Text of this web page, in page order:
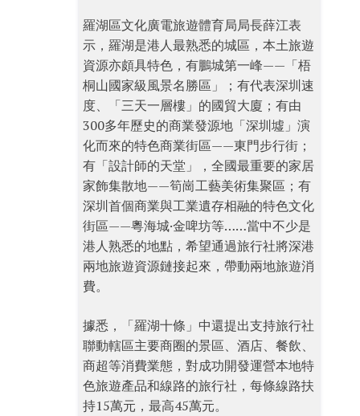
羅湖區文化廣電旅遊體育局局長薛江表
示，羅湖是港人最熟悉的城區，本土旅遊
資源亦頗具特色，有鵬城第一峰——「梧
桐山國家級風景名勝區」；有代表深圳速
度、「三天一層樓」的國貿大廈；有由
300多年歷史的商業發源地「深圳墟」演
化而來的特色商業街區——東門步行街；
有「設計師的天堂」，全國最重要的家居
家飾集散地——筍崗工藝美術集聚區；有
深圳首個商業與工業遺存相融的特色文化
街區——粵海城·金啤坊等……當中不少是
港人熟悉的地點，希望通過旅行社將深港
兩地旅遊資源鏈接起來，帶動兩地旅遊消
費。
據悉，「羅湖十條」中還提出支持旅行社
聯動轄區主要商圈的景區、酒店、餐飲、
商超等消費業態，對成功開發運營本地特
色旅遊產品和線路的旅行社，每條線路扶
持15萬元，最高45萬元。